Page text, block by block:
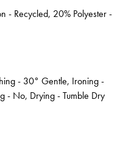
- Recycled, 20% Polyester -
- 30° Gentle, Ironing -
- No, Drying - Tumble Dry